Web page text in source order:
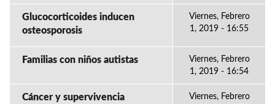
Glucocorticoides inducen
osteosporosis
Viernes, Febrero
1, 2019 - 16:55
Familias con niños autistas
Viernes, Febrero
1, 2019 - 16:54
Cáncer y supervivencia
Viernes, Febrero